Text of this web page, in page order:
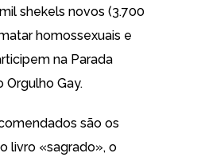
shekels novos (3.700
homossexuais e
na Parada
Orgulho Gay.
são os
livro «sagrado», o